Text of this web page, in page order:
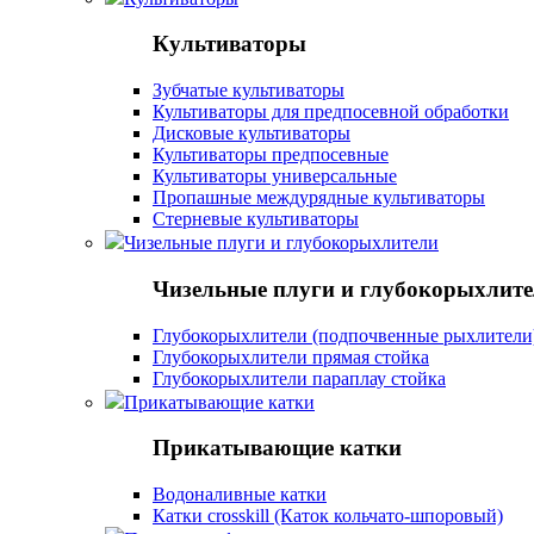
Культиваторы
Зубчатые культиваторы
Культиваторы для предпосевной обработки
Дисковые культиваторы
Культиваторы предпосевные
Культиваторы универсальные
Пропашные междурядные культиваторы
Стерневые культиваторы
Чизельные плуги и глубокорыхлители
Чизельные плуги и
Глубокорыхлители (подпочвенные
Глубокорыхлители прямая стойка
Глубокорыхлители параплау стойка
Прикатывающие катки
Прикатывающие катки
Водоналивные катки
Катки crosskill (Каток кольчато-шпоровый)